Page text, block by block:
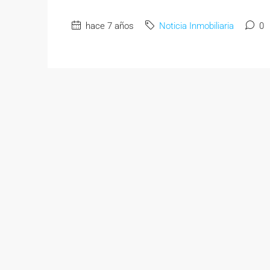
hace 7 años Noticia Inmobiliaria 0